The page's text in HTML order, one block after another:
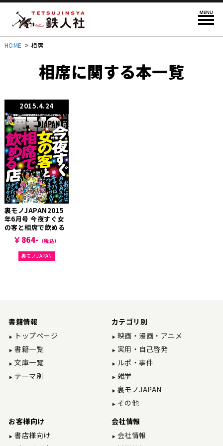
HOME > 相席
相席に関する本一覧
2015.4.24
裏モノJAPAN2015
年6月号 今夜すぐ女
の客と相席で飲める
￥864- （税込）
裏モノJAPAN
書籍情報
トップページ
書籍一覧
文庫一覧
テーマ別
カテゴリ別
映画・漫画・アニメ
実用・自己啓発
ルポ・事件
雑学
裏モノJAPAN
その他
お客様向け
書店様向け
会社情報
会社情報